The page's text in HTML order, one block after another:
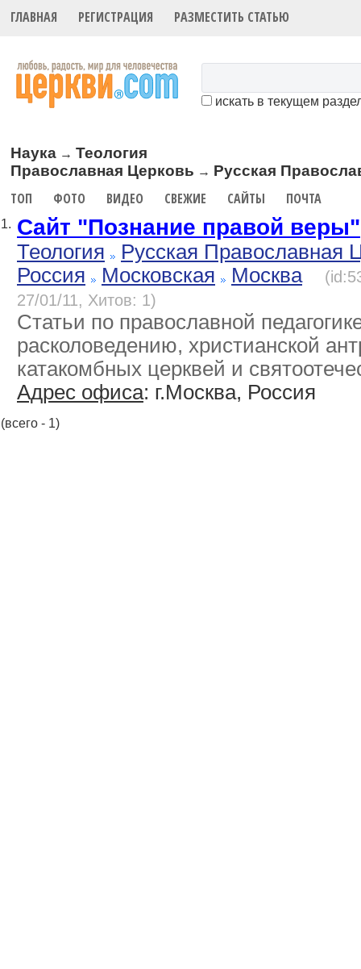
ГЛАВНАЯ РЕГИСТРАЦИЯ РАЗМЕСТИТЬ СТАТЬЮ
искать в текущем
Наука →Теология
Православная Церковь → Русская
ТОП ФОТО ВИДЕО СВЕЖИЕ САЙТЫ ПОЧТА
1. Сайт "Познание правой веры"
Теология
Русская Православная
Россия
Московская Москва
27/01/11, Хитов: 1)
Статьи по православной
расколоведению, христианской
катакомбных церквей и
Адрес офиса: г.Москва, Россия
(всего - 1)